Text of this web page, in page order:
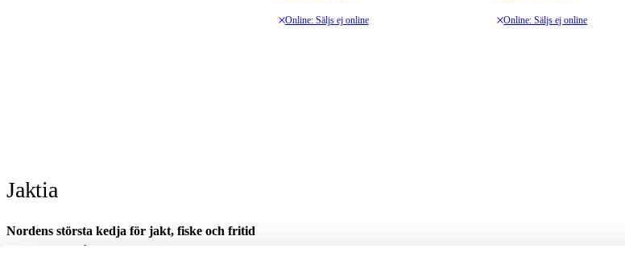
Online: Säljs ej online Online: Säljs ej online
Jaktia
Nordens största kedja för jakt, fiske och fritid
Jaktia, som ingår i Burdock Outdoor Group, är en franchisekedja med ett totalt 160-tal butiker i Norge, Sverige och i